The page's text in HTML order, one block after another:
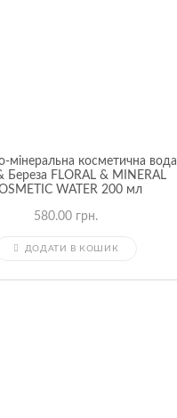
мінеральна косметична вода
Береза FLORAL & MINERAL
WATER 200 мл
580.00 грн.
ДОДАТИ В КОШИК